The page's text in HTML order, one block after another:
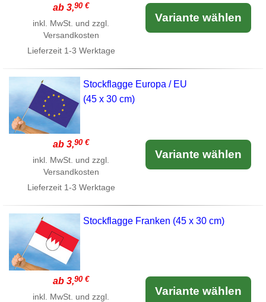
ab 3,90 €
inkl. MwSt. und zzgl.
Versandkosten
Lieferzeit 1-3 Werktage
Variante wählen
Stockflagge Europa / EU
(45 x 30 cm)
ab 3,90 €
inkl. MwSt. und zzgl.
Versandkosten
Lieferzeit 1-3 Werktage
Variante wählen
Stockflagge Franken (45 x 30 cm)
ab 3,90 €
inkl. MwSt. und zzgl.
Variante wählen